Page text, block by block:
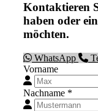
Kontaktieren
haben oder
möchten.
WhatsApp
Vorname
Nachname *